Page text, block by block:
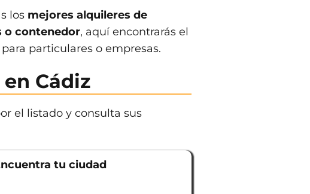
los mejores alquileres de
o contenedor, aquí encontrarás el
particulares o empresas.
Cádiz
el listado y consulta sus
tu ciudad